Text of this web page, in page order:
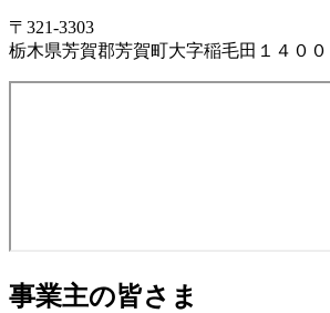
〒321-3303
栃木県芳賀郡芳賀町大字稲毛田１４００
事業主の皆さま